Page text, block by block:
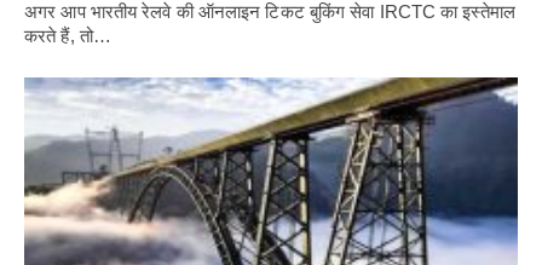
अगर आप भारतीय रेलवे की ऑनलाइन टिकट बुकिंग सेवा IRCTC का इस्तेमाल
करते हैं, तो…